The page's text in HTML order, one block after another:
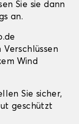
Sie sie dann
an.
Wind
Sie sicher,
geschützt